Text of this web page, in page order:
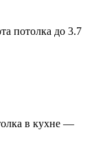
потолка до 3.7
в кухне —